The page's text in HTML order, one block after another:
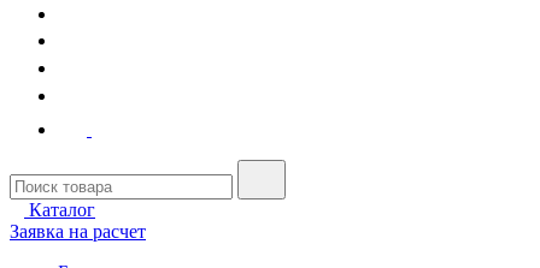
Каталог
Заявка на расчет